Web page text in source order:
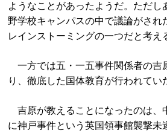
ようなことがあったようだ。ただし
野学校キャンパスの中で議論がされ
レインストーミングの一つだと考え
一方では五・一五事件関係者の吉
り、徹底した国体教育が行われてい
吉原が教えることになったのは、
に神戸事件という英国領事館襲撃未